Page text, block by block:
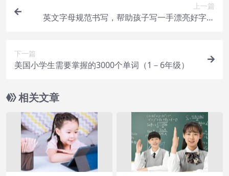
上一篇
英文字母规范书写，帮助孩子写一手漂亮好字！
下一篇
美国小学生需要掌握的3000个单词（1－6年级）
相关文章